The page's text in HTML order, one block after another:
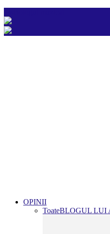
OPINII
ToateBLOGUL LUI